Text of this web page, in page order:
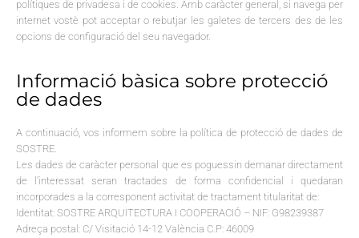
polítiques de privadesa i de cookies. Amb caràcter general, si navega per
internet vostè pot acceptar o rebutjar les galetes de tercers des de les
opcions de configuració del seu navegador.
Informació bàsica sobre protecció
de dades
A continuació, vos informem sobre la política de protecció de dades de
SOSTRE.
Les dades de caràcter personal que es poguessin demanar directament
de l’interessat seran tractades de forma confidencial i quedaran
incorporades a la corresponent activitat de tractament titularitat de:
Identitat: SOSTRE ARQUITECTURA I COOPERACIÓ – NIF: G98239387
Adreça postal: C/ Visitació 14-12 València C.P: 46009